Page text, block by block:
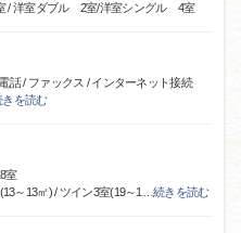
/ 洋室ダブル 2室/洋室シングル 4室
話 / ファックス / インターネット接続
きを読む
室
～13㎡) / ツイン3室(19～1
…続きを読む